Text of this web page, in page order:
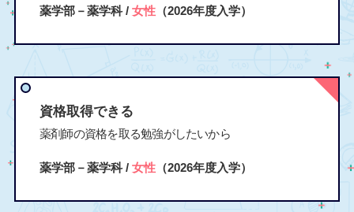
薬学部－薬学科 / 女性（2026年度入学）
資格取得できる
薬剤師の資格を取る勉強がしたいから
薬学部－薬学科 / 女性（2026年度入学）